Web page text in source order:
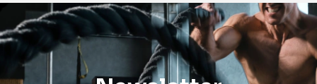
•Amortiguación ligera:estructura en Croslite™ que aporta
comodidad, flexibilidad y bajo peso.
• Ajuste seguro: correa pivotante en talón para usar con más sujeción
o como calce rápido.
•Tracción diaria: suela de resina Croslite™ con buen agarre para